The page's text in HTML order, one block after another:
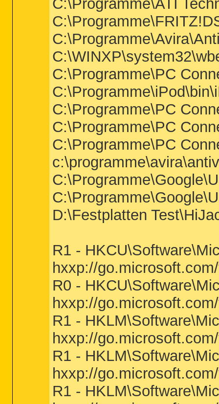
C:\Programme\ATI
C:\Programme\PC
C:\Programme\PC
C:\Programme\PC
C:\Programme\PC
D:\Festplatten
R1 -
hxxp://
R0 -
hxxp://
R1 -
hxxp://
R1 -
hxxp://
R1 -